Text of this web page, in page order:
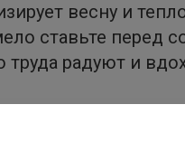
весну и
ставьте перед
труда радуют и
кварталы